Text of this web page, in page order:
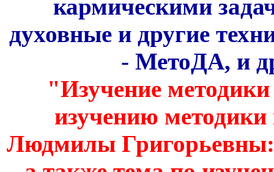
кармическими
духовные и другие
- МетоДА, и
"Изучение
изучению
Людмилы Григорьевны: